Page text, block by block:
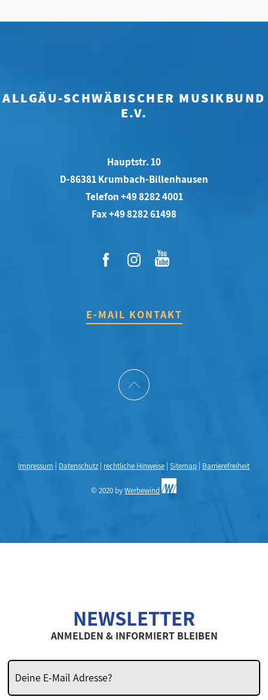
ALLGÄU-SCHWÄBISCHER MUSIKBUND
E.V.
Hauptstr. 10
D-86381 Krumbach-Billenhausen
Telefon +49 8282 4001
Fax +49 8282 61498
E-MAIL KONTAKT
Impressum Datenschutz rechtliche Hinweise |Sitemap Barrierefreiheit
© 2020 byWerbewind
NEWSLETTER
ANMELDEN & INFORMIERT BLEIBEN